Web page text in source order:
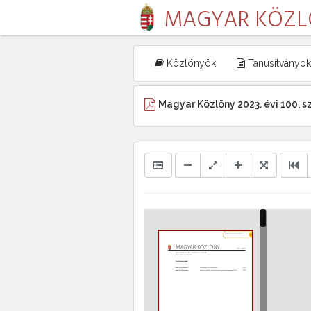
MAGYAR
Közlönyök Tanúsítványok
Magyar Közlöny 2023. évi 100.